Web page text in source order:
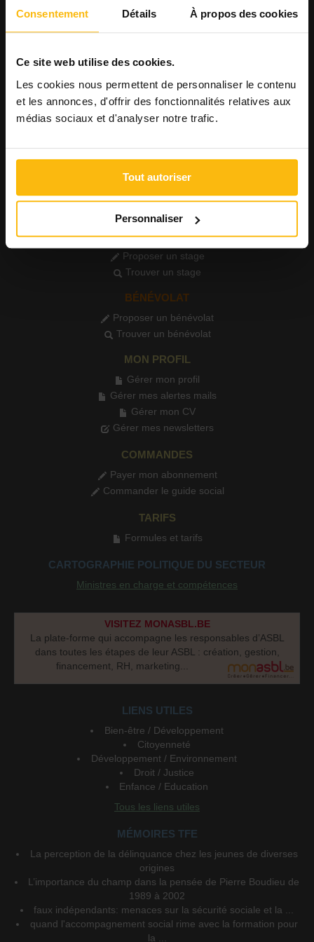
Consentement Détails À propos des cookies
Ce site web utilise des cookies.
Les cookies nous permettent de personnaliser le contenu
et les annonces, d'offrir des fonctionnalités relatives aux
médias sociaux et d'analyser notre trafic.
Tout autoriser
Personnaliser
Consulter les offres
Consulter l'agenda
FORMATIONS
Voir les formations
PETITES ANNONCES
Publier une annonce
STAGE
Proposer un stage
Trouver un stage
BÉNÉVOLAT
Proposer un bénévolat
Trouver un bénévolat
MON PROFIL
Gérer mon profil
Gérer mes alertes mails
Gérer mon CV
Gérer mes newsletters
COMMANDES
Payer mon abonnement
Commander le guide social
TARIFS
Formules et tarifs
CARTOGRAPHIE POLITIQUE DU SECTEUR
Ministres en charge et compétences
VISITEZ MONASBL.BE
La plate-forme qui accompagne les responsables d’ASBL
dans toutes les étapes de leur ASBL : création, gestion,
financement, RH, marketing...
LIENS UTILES
Bien-être / Développement
Citoyenneté
Développement / Environnement
Droit / Justice
Enfance / Education
Tous les liens utiles
MÉMOIRES TFE
La perception de la délinquance chez les jeunes de diverses
origines
L’importance du champ dans la pensée de Pierre Boudieu de
1989 à 2002
faux indépendants: menaces sur la sécurité sociale et la ...
quand l'accompagnement social rime avec la formation pour
la ...